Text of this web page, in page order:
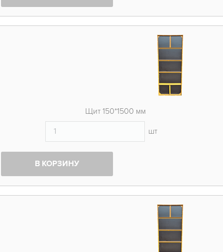
Щит 150*1500 мм
шт
В КОРЗИНУ